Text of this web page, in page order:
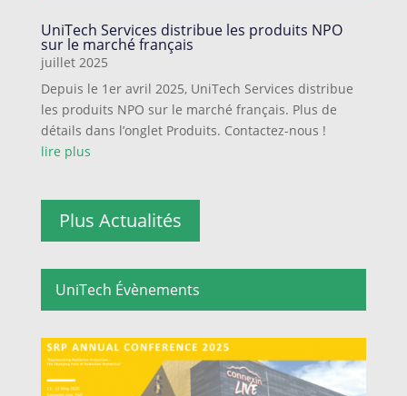
UniTech Services distribue les produits NPO
sur le marché français
juillet 2025
Depuis le 1er avril 2025, UniTech Services distribue
les produits NPO sur le marché français. Plus de
détails dans l’onglet Produits. Contactez-nous !
lire plus
Plus Actualités
UniTech Évènements